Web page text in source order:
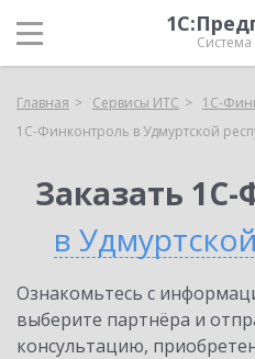
Главная Сервисы ИТС
1С-
1С-Финконтроль в Удмуртской
Заказать
в
Ознакомьтесь с
выберите партнёра и
консультацию,